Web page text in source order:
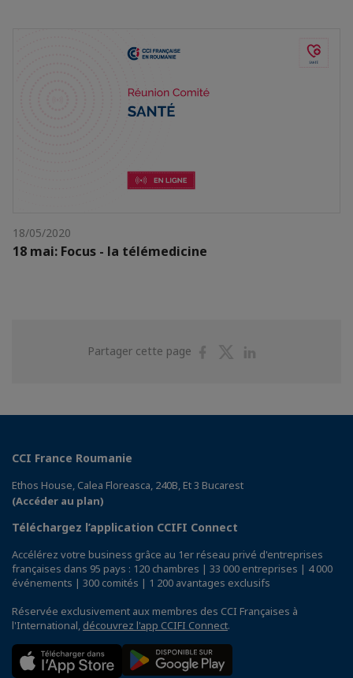
18/05/2020
18 mai: Focus - la télémedicine
Partager cette page
PartagerPartager
CCI France Roumanie
Ethos House, Calea Floreasca, 240B, Et 3 Bucarest
(Accéder au plan)
Téléchargez l’application CCIFI Connect
Accélérez votre business grâce au 1er réseau privé d'entreprises
françaises dans 95 pays : 120 chambres | 33 000 entreprises | 4 000
événements | 300 comités | 1 200 avantages exclusifs
Réservée exclusivement aux membres des CCI Françaises à
l'International, découvrez l'app CCIFI Connect.